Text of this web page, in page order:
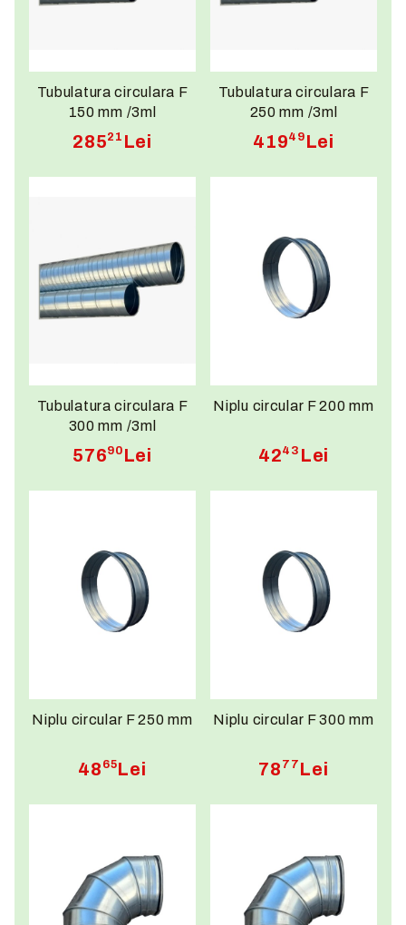
Tubulatura circulara F
150 mm /3ml
28521 Lei
Tubulatura circulara F
250 mm /3ml
41949 Lei
Tubulatura circulara F
300 mm /3ml
57690 Lei
Niplu circular F 200 mm
4243 Lei
Niplu circular F 250 mm
48 65Lei
Niplu circular F 300 mm
78 77 Lei